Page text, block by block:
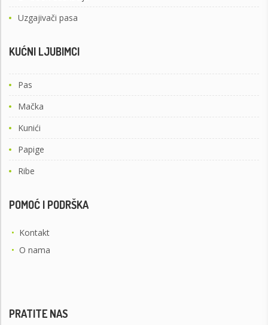
Uzgajivači pasa
KUĆNI LJUBIMCI
Pas
Mačka
Kunići
Papige
Ribe
POMOĆ I PODRŠKA
• Kontakt
• O nama
PRATITE NAS